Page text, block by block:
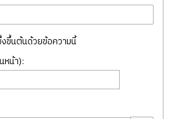
ขึ้นต้นด้วยข้อความนี้
หน้า):